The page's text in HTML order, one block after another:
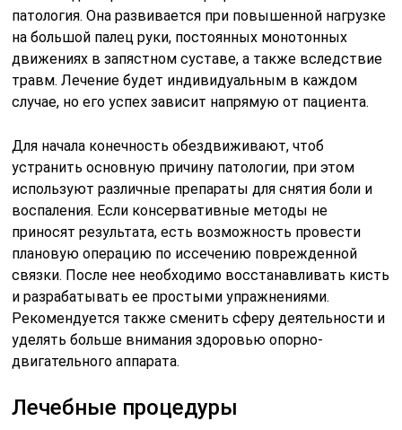
патология. Она развивается при повышенной нагрузке
на большой палец руки, постоянных монотонных
движениях в запястном суставе, а также вследствие
травм. Лечение будет индивидуальным в каждом
случае, но его успех зависит напрямую от пациента.
Для начала конечность обездвиживают, чтоб
устранить основную причину патологии, при этом
используют различные препараты для снятия боли и
воспаления. Если консервативные методы не
приносят результата, есть возможность провести
плановую операцию по иссечению поврежденной
связки. После нее необходимо восстанавливать кисть
и разрабатывать ее простыми упражнениями.
Рекомендуется также сменить сферу деятельности и
уделять больше внимания здоровью опорно-
двигательного аппарата.
Лечебные процедуры